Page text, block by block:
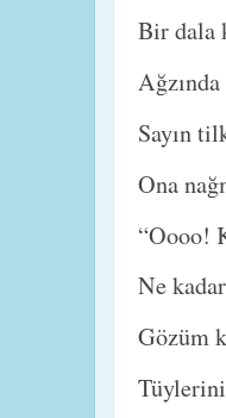
Bir dala
Sayın
Ona
“Oooo!
Ne
Gözüm